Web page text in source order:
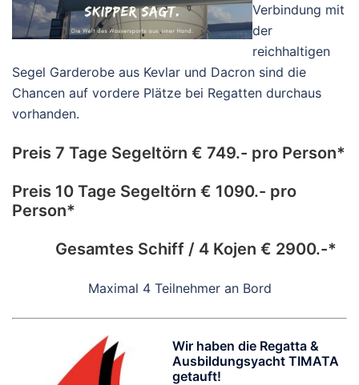
Verbindung mit
der
reichhaltigen
Segel Garderobe aus Kevlar und Dacron sind die
Chancen auf vordere Plätze bei Regatten durchaus
vorhanden.
Preis 7 Tage Segeltörn € 749.- pro Person*
Preis 10 Tage Segeltörn € 1090.- pro
Person*
Gesamtes Schiff / 4 Kojen € 2900.-*
Maximal 4 Teilnehmer an Bord
Wir haben die Regatta &
Ausbildungsyacht TIMATA
getauft!